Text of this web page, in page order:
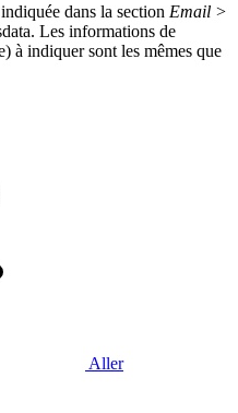
dans la section Email >
Les informations de
à indiquer sont les mêmes que
Aller